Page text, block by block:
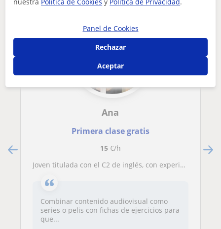
Ana
Primera clase gratis
15€/h
Joven titulada con el C2 de inglés, con experiencia trabajando con niños de todas las edades
Combinar contenido audiovisual como
series o pelis con fichas de ejercicios para
que...
Panel de Cookies
Rechazar
Aceptar